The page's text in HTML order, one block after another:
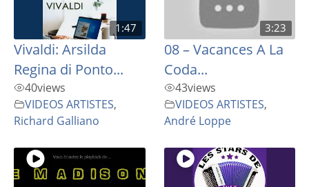
1:47
Vivaldi: Arsilda
Regina di Ponto...
40views
VIDEOS ARTISTES,
Richard Galliano
3:23
08 – Vacances A La
Coda...
43views
VIDEOS ARTISTES,
André Loppe